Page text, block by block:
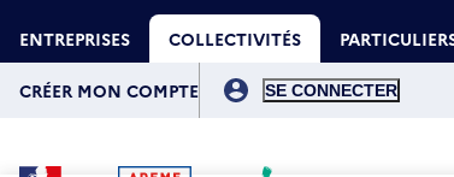
au
contenu
principal
ENTREPRISES COLLECTIVITÉS
compte
CRÉER MON COMPTE